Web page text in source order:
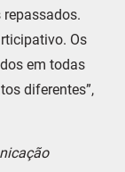
Os
em todas
diferentes”,